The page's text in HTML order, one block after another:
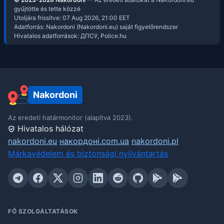
gyűjtötte és tette közzé
Utoljára frissítve: 07 Aug 2026, 21:00 EET
Adatforrás: Nakordoni (Nakordoni.eu) saját figyelőrendszer
Hivatalos adatforrások: ДПСУ, Police.hu
Nakordoni
Az eredeti határmonitor (alapítva 2023).
Hivatalos hálózat
nakordoni.eu накордоні.com.ua nakordoni.pl
Márkavédelem és biztonsági nyilvántartás
FŐ SZOLGÁLTATÁSOK